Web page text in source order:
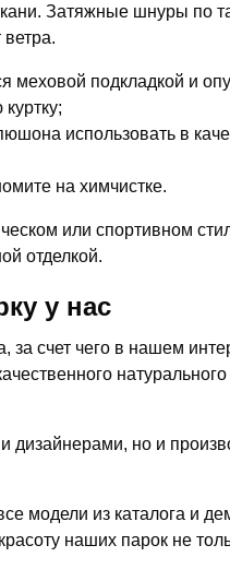
Затяжные шнуры по
меховой подкладкой и
использовать в
на химчистке.
или спортивном
отделкой.
у нас
счет чего в нашем
дизайнерами, но и
модели из каталога и
наших парок не